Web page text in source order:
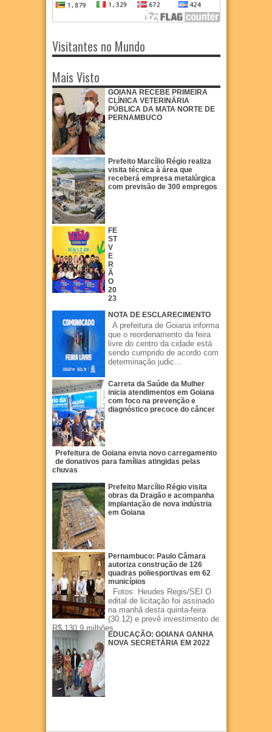
Visitantes no Mundo
Mais Visto
GOIANA RECEBE PRIMEIRA
CLÍNICA VETERINÁRIA
PÚBLICA DA MATA NORTE DE
PERNAMBUCO
Prefeito Marcílio Régio realiza
visita técnica à área que
receberá empresa metalúrgica
com previsão de 300 empregos
FE
ST
V
E
R
Ã
O
20
23
NOTA DE ESCLARECIMENTO
A prefeitura de Goiana informa
que o reordenamento da feira
livre do centro da cidade está
sendo cumprido de acordo com
determinação judic...
Carreta da Saúde da Mulher
inicia atendimentos em Goiana
com foco na prevenção e
diagnóstico precoce do câncer
Prefeitura de Goiana envia novo carregamento
de donativos para famílias atingidas pelas
chuvas
Prefeito Marcílio Régio visita
obras da Dragão e acompanha
implantação de nova indústria
em Goiana
Pernambuco: Paulo Câmara
autoriza construção de 126
quadras poliesportivas em 62
municípios
Fotos: Heudes Regis/SEI O
edital de licitação foi assinado
na manhã desta quinta-feira
(30.12) e prevê investimento de
R$ 130,9 milhões.
EDUCAÇÃO: GOIANA GANHA
NOVA SECRETÁRIA EM 2022